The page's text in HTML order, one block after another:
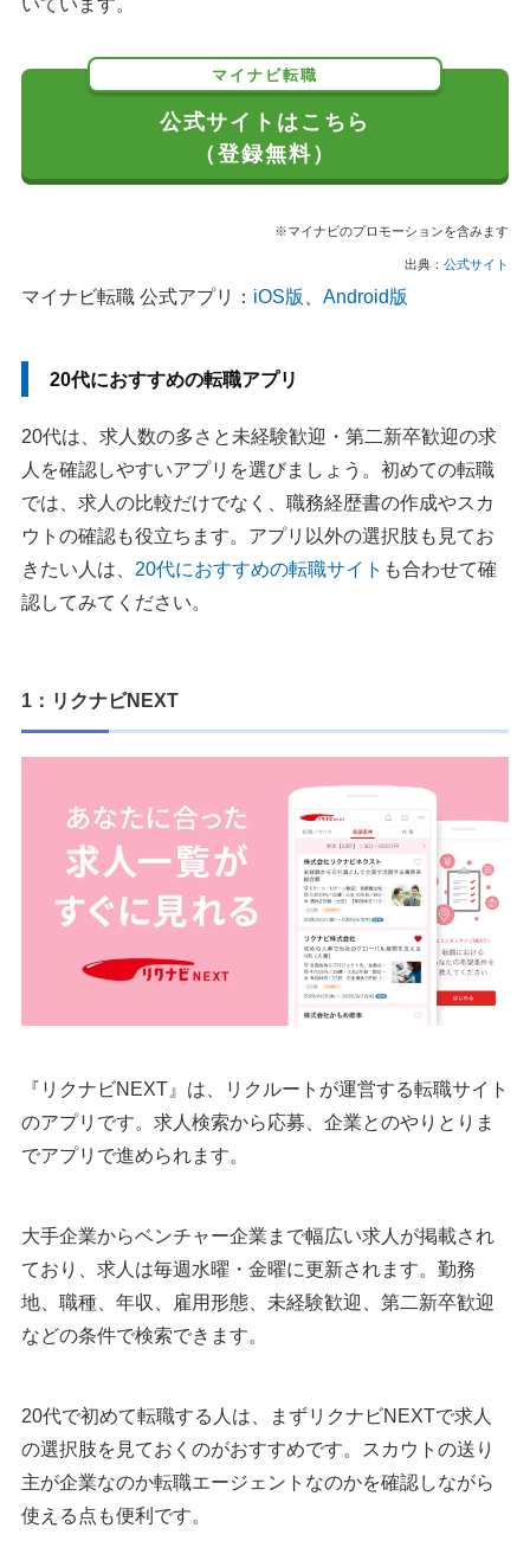
いています。
マイナビ転職
公式サイトはこちら
（登録無料）
※マイナビのプロモーションを含みます
出典： 公式サイト
マイナビ転職 公式アプリ： iOS版 、 Android版
20代におすすめの転職アプリ
20代は、求人数の多さと未経験歓迎・第二新卒歓迎の求
人を確認しやすいアプリを選びましょう。初めての転職
では、求人の比較だけでなく、職務経歴書の作成やスカ
ウトの確認も役立ちます。アプリ以外の選択肢も見てお
きたい人は、 20代におすすめの転職サイト も合わせて確
認してみてください。
1：リクナビNEXT
『リクナビNEXT』は、リクルートが運営する転職サイト
のアプリです。求人検索から応募、企業とのやりとりま
でアプリで進められます。
大手企業からベンチャー企業まで幅広い求人が掲載され
ており、求人は毎週水曜・金曜に更新されます。勤務
地、職種、年収、雇用形態、未経験歓迎、第二新卒歓迎
などの条件で検索できます。
20代で初めて転職する人は、まずリクナビNEXTで求人
の選択肢を見ておくのがおすすめです。スカウトの送り
主が企業なのか転職エージェントなのかを確認しながら
使える点も便利です。